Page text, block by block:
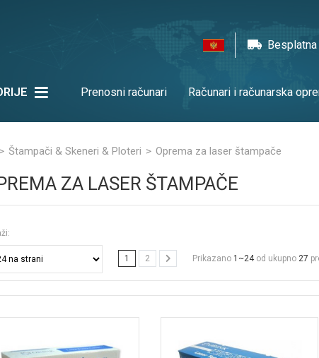
Prenosni računari Računari i računarska
Štampači & Skeneri & Ploteri Gaming
& Kablovi & Baterije
Štampači & Skeneri & Ploteri Oprema za laser štampače
ZA LASER ŠTAMPAČE
1 2 Prikazano 1~24od ukupno 27